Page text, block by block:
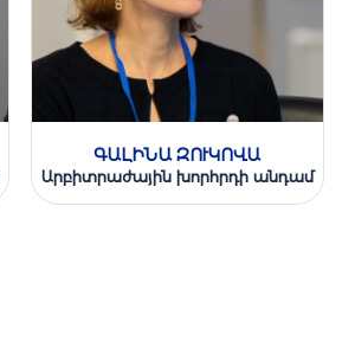
ԳԱԼԻՆԱ ԶՈՒԿՈՎԱ
Արբիտրաժային խորհրդի անդամ